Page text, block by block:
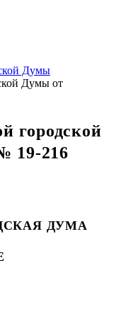
Думы
Думы от
городской
19-216
ДУМА